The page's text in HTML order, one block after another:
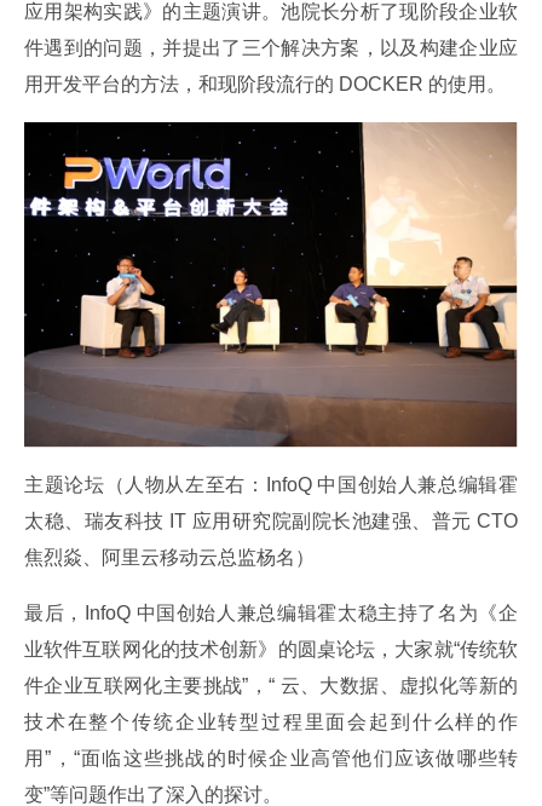
应用架构实践》的主题演讲。池院长分析了现阶段企业软
件遇到的问题，并提出了三个解决方案，以及构建企业应
用开发平台的方法，和现阶段流行的 DOCKER 的使用。
主题论坛（人物从左至右：InfoQ 中国创始人兼总编辑霍
太稳、瑞友科技 IT 应用研究院副院长池建强、普元 CTO
焦烈焱、阿里云移动云总监杨名）
最后，InfoQ 中国创始人兼总编辑霍太稳主持了名为《企
业软件互联网化的技术创新》的圆桌论坛，大家就“传统软
件企业互联网化主要挑战”，“ 云、大数据、虚拟化等新的
技术在整个传统企业转型过程里面会起到什么样的作
用”，“面临这些挑战的时候企业高管他们应该做哪些转
变”等问题作出了深入的探讨。